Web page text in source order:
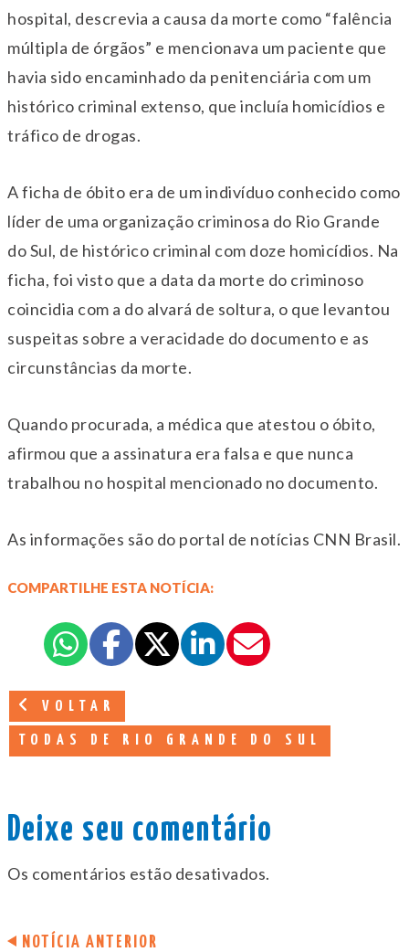
hospital, descrevia a causa da morte como “falência
múltipla de órgãos” e mencionava um paciente que
havia sido encaminhado da penitenciária com um
histórico criminal extenso, que incluía homicídios e
tráfico de drogas.
A ficha de óbito era de um indivíduo conhecido como
líder de uma organização criminosa do Rio Grande
do Sul, de histórico criminal com doze homicídios. Na
ficha, foi visto que a data da morte do criminoso
coincidia com a do alvará de soltura, o que levantou
suspeitas sobre a veracidade do documento e as
circunstâncias da morte.
Quando procurada, a médica que atestou o óbito,
afirmou que a assinatura era falsa e que nunca
trabalhou no hospital mencionado no documento.
As informações são do portal de notícias CNN Brasil.
COMPARTILHE ESTA NOTÍCIA:
VOLTAR
TODAS DE RIO GRANDE DO SUL
Deixe seu comentário
Os comentários estão desativados.
NOTÍCIA ANTERIOR